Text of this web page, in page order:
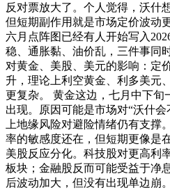
反对票放大了。个人觉得，沃什
但短期副作用就是市场定价波动
六月点阵图已经有人开始写入
稳、通胀黏、油价乱，三件事同
对黄金、美股、美元的影响：定
升，理论上利空黄金、利多美元
更复杂。 黄金这边，七月中下旬
出现。原因可能是市场对“沃什
上地缘风险对避险情绪仍有支撑
率的敏感度还在，但短期更像是
美股反应分化。科技股对更高利
板块；金融股反而可能受益于净
后波动加大，但没有出现单边崩